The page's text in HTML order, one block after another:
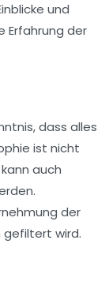
und
Erfahrung der
dass alles
ist nicht
auch
der
gefiltert wird.